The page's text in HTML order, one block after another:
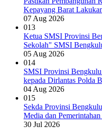
Kepayang Barat
07 Aug 2026
013
Ketua SMSI Provinsi
Sekolah" SMSI
05 Aug 2026
014
SMSI Provinsi
kepada Dirlantas Polda
04 Aug 2026
015
Sekda Provinsi
Media dan
30 Jul 2026